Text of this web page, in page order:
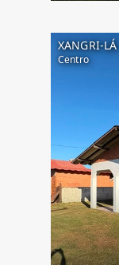
XANGRI-LÁ
Centro